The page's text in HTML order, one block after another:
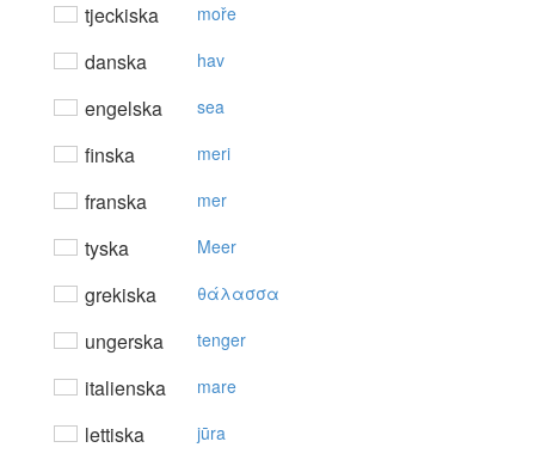
tjeckiska moře
danska hav
engelska sea
finska meri
franska mer
tyska Meer
grekiska θάλασσα
ungerska tenger
italienska mare
lettiska jūra